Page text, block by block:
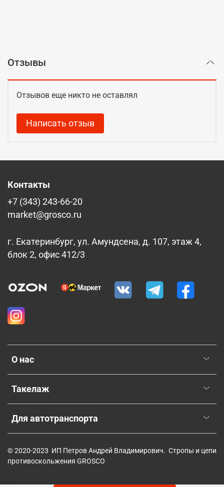
Отзывы
Отзывов еще никто не оставлял
Написать отзыв
О нас
Такелаж
Для автотранспорта
Контакты
+7 (343) 243-66-20
market@grosco.ru
г. Екатеринбург, ул. Амундсена, д. 107, этаж 4,
блок 2, офис 412/3
© 2020-2023 ИП Петров Андрей Владимирович. Стропы и цепи
противоскольжения GROSCO